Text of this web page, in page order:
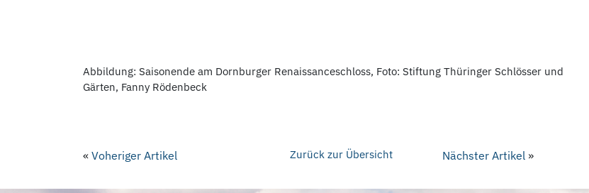
Abbildung: Saisonende am Dornburger Renaissanceschloss, Foto: Stiftung Thüringer Schlösser und
Gärten, Fanny Rödenbeck
« Voheriger Artikel Zurück zur Übersicht Nächster Artikel»